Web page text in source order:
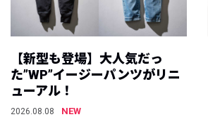
【新型も登場】大人気だっ
た”WP”イージーパンツがリニ
ューアル！
2026.08.08
NEW